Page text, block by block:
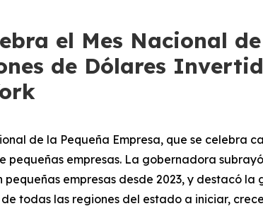
el Mes Nacional
de Dólares
de la Pequeña Empresa, que se celebra
empresas. La gobernadora
empresas desde 2023, y destacó
todas las regiones del estado a iniciar,